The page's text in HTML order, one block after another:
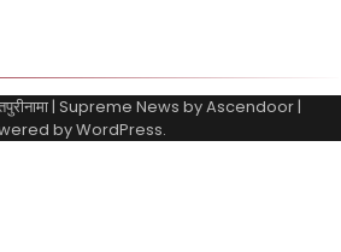
| Supreme News byAscendoor|
byWordPress.